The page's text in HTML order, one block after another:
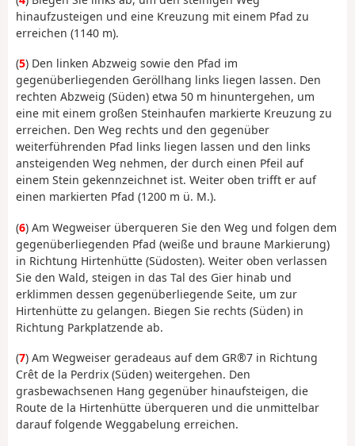
hinaufzusteigen und eine Kreuzung mit einem Pfad zu
erreichen (1140 m).
(5) Den linken Abzweig sowie den Pfad im
gegenüberliegenden Geröllhang links liegen lassen. Den
rechten Abzweig (Süden) etwa 50 m hinuntergehen, um
eine mit einem großen Steinhaufen markierte Kreuzung zu
erreichen. Den Weg rechts und den gegenüber
weiterführenden Pfad links liegen lassen und den links
ansteigenden Weg nehmen, der durch einen Pfeil auf
einem Stein gekennzeichnet ist. Weiter oben trifft er auf
einen markierten Pfad (1200 m ü. M.).
(6) Am Wegweiser überqueren Sie den Weg und folgen dem
gegenüberliegenden Pfad (weiße und braune Markierung)
in Richtung Hirtenhütte (Südosten). Weiter oben verlassen
Sie den Wald, steigen in das Tal des Gier hinab und
erklimmen dessen gegenüberliegende Seite, um zur
Hirtenhütte zu gelangen. Biegen Sie rechts (Süden) in
Richtung Parkplatzende ab.
(7) Am Wegweiser geradeaus auf dem GR®7 in Richtung
Crêt de la Perdrix (Süden) weitergehen. Den
grasbewachsenen Hang gegenüber hinaufsteigen, die
Route de la Hirtenhütte überqueren und die unmittelbar
darauf folgende Weggabelung erreichen.